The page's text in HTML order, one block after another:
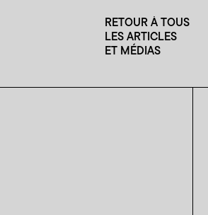
RETOUR À TOUS
LES ARTICLES
ET MÉDIAS